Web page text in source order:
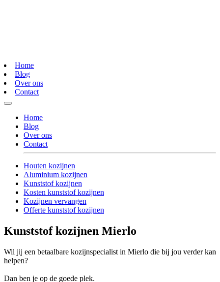
Home
Blog
Over ons
Contact
Home
Blog
Over ons
Contact
Houten kozijnen
Aluminium kozijnen
Kunststof kozijnen
Kosten kunststof kozijnen
Kozijnen vervangen
Offerte kunststof kozijnen
Kunststof kozijnen Mierlo
Wil jij een betaalbare kozijnspecialist in Mierlo die bij jou verder kan
helpen?
Dan ben je op de goede plek.